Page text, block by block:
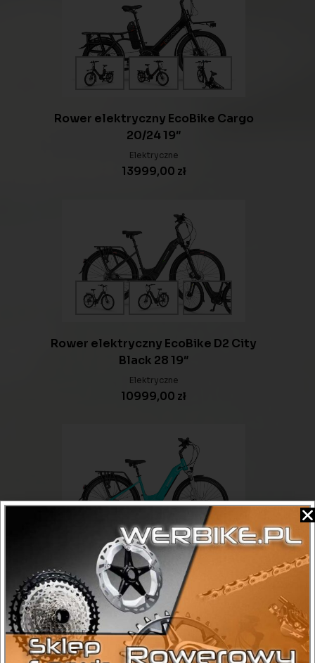
Rower elektryczny EcoBike Cargo
20/24 19″
Elektryczne
13999,00 zł
Rower elektryczny EcoBike D2 City
Black 28 19″
Elektryczne
10999,00 zł
Rower elektryczny EcoBike D2 City
Menthol 28 17″
Elektryczne
10999,00zł